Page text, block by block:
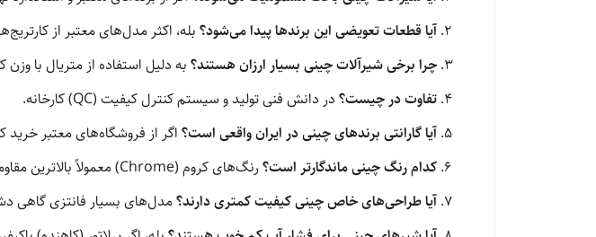
آیا قطعات تعویضی این برندها پیدا می‌شود؟ بله، اکثر مدل‌های معتبر از
چرا برخی شیرآلات چینی بسیار ارزان هستند؟ به دلیل استفاده از متریال با
تفاوت در چیست؟در دانش فنی تولید و سیستم کنترل کیفیت (QC) کارخانه.
آیا گارانتی برندهای چینی در ایران واقعی است؟ اگر از فروشگاه‌های معتبر
کدام رنگ چینی ماندگارتر است؟رنگ‌های کروم (Chrome) معمولاً بالاترین مقاومت را در آبکاری چینی دارند.
آیا طراحی‌های خاص چینی کیفیت کمتری دارند؟مدل‌های بسیار فانتزی گاهی